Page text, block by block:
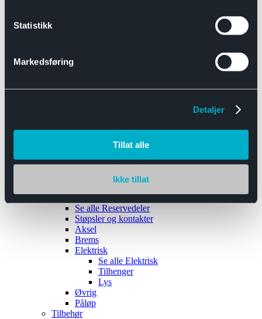
Statistikk
Markedsføring
Detaljer
Tillat alle
Ikke tillat
Båthengere
Reservedeler
Se alle Reservedeler
Støpsler og kontakter
Aksel
Brems
Elektrisk
Se alle Elektrisk
Tilhenger
Lys
Øvrig
Påløp
Tilbehør